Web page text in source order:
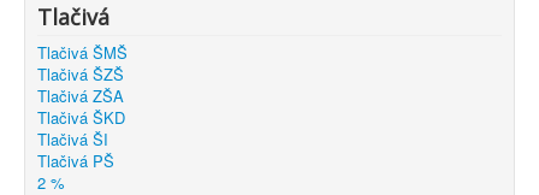
Tlačivá
Tlačivá ŠMŠ
Tlačivá ŠZŠ
Tlačivá ZŠA
Tlačivá ŠKD
Tlačivá ŠI
Tlačivá PŠ
2 %